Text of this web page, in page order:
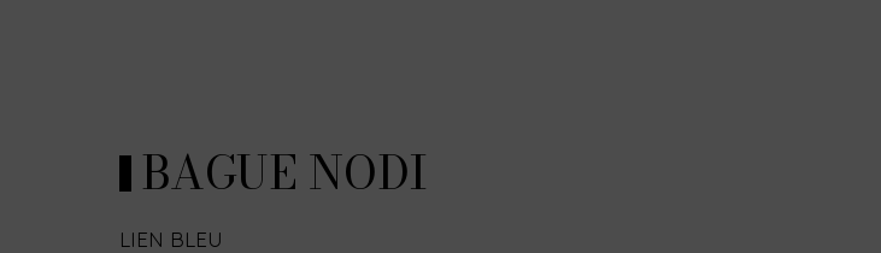
BAGUE NODI
LIEN BLEU